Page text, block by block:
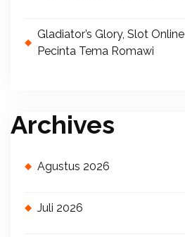
Gladiator’s Glory, Slot
Pecinta Tema Romawi
Archives
Agustus 2026
Juli 2026